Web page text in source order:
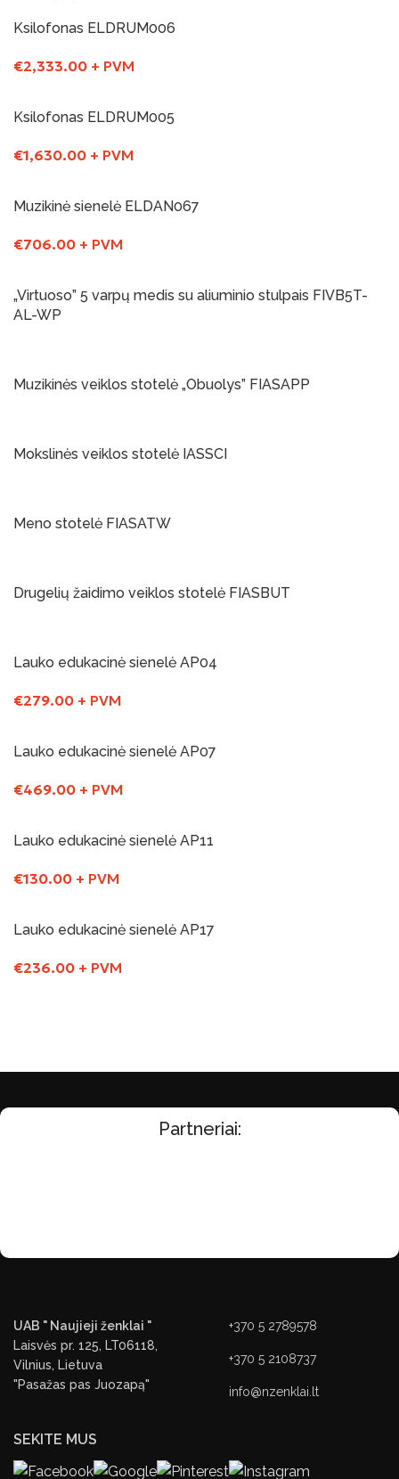
Ksilofonas ELDRUM006
€2,333.00 + PVM
Ksilofonas ELDRUM005
€1,630.00 + PVM
Muzikinė sienelė ELDAN067
€706.00 + PVM
„Virtuoso” 5 varpų medis su aliuminio stulpais FIVB5T-
AL-WP
Muzikinės veiklos stotelė „Obuolys” FIASAPP
Mokslinės veiklos stotelė IASSCI
Meno stotelė FIASATW
Drugelių žaidimo veiklos stotelė FIASBUT
Lauko edukacinė sienelė AP04
€279.00 + PVM
Lauko edukacinė sienelė AP07
€469.00 + PVM
Lauko edukacinė sienelė AP11
€130.00 + PVM
Lauko edukacinė sienelė AP17
€236.00 + PVM
Partneriai:
UAB " Naujieji ženklai "
Laisvės pr. 125, LT06118,
Vilnius, Lietuva
"Pasažas pas Juozapą"
+370 5 2789578
+370 5 2108737
info@nzenklai.lt
SEKITE MUS